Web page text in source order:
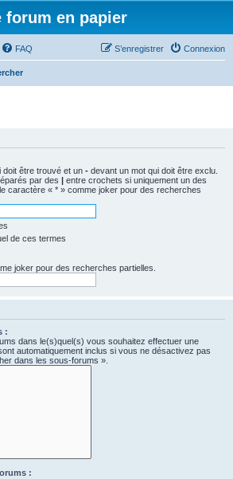
forum en papier
FAQ Connexion
S’enregistrer
doit être trouvé et un - devant un mot qui doit être exclu.
par des | entre crochets si uniquement un des
caractère « * » comme joker pour des recherches
de ces termes
joker pour des recherches partielles.
:
dans le(s)quel(s) vous souhaitez effectuer une
automatiquement inclus si vous ne désactivez pas
dans les sous-forums ».
: